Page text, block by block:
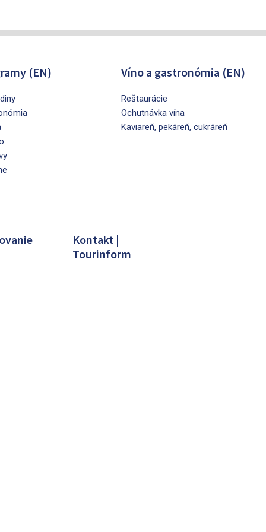
(EN) Víno a gastronómia (EN)
Reštaurácie
Ochutnávka vína
Kaviareň, pekáreň, cukráreň
Kontakt |
Tourinform